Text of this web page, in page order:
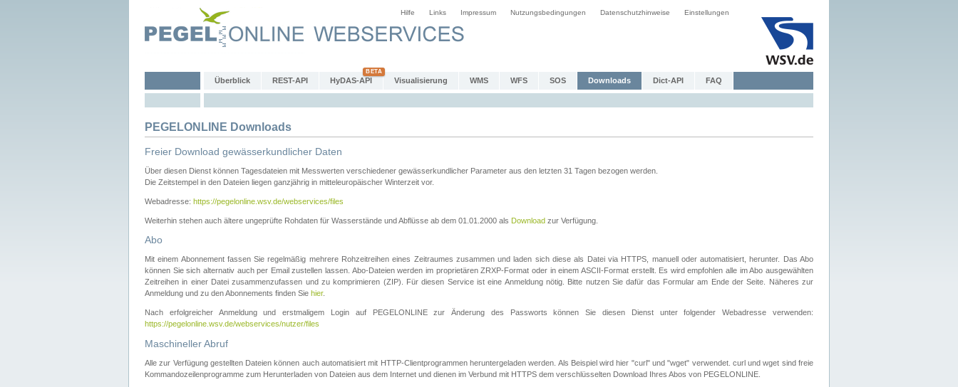
Hilfe Links Impressum Nutzungsbedingungen Datenschutzhinweise Einstellungen
Überblick REST-API HyDAS-API Visualisierung WMS WFS SOS Downloads Dict-API FAQ
PEGELONLINE Downloads
Freier Download gewässerkundlicher Daten
Über diesen Dienst können Tagesdateien mit Messwerten verschiedener gewässerkundlicher Parameter aus den letzten 31 Tagen bezogen werden.
Die Zeitstempel in den Dateien liegen ganzjährig in mitteleuropäischer Winterzeit vor.
Webadresse: https://pegelonline.wsv.de/webservices/files
Weiterhin stehen auch ältere ungeprüfte Rohdaten für Wasserstände und Abflüsse ab dem 01.01.2000 als Download zur Verfügung.
Abo
Mit einem Abonnement fassen Sie regelmäßig mehrere Rohzeitreihen eines Zeitraumes zusammen und laden sich diese als Datei via HTTPS, manuell oder automatisiert, herunter. Das Abo
können Sie sich alternativ auch per Email zustellen lassen. Abo-Dateien werden im proprietären ZRXP-Format oder in einem ASCII-Format erstellt. Es wird empfohlen alle im Abo ausgewählten
Zeitreihen in einer Datei zusammenzufassen und zu komprimieren (ZIP). Für diesen Service ist eine Anmeldung nötig. Bitte nutzen Sie dafür das Formular am Ende der Seite. Näheres zur
Anmeldung und zu den Abonnements finden Sie hier.
Nach erfolgreicher Anmeldung und erstmaligem Login auf PEGELONLINE zur Änderung des Passworts können Sie diesen Dienst unter folgender Webadresse verwenden:
https://pegelonline.wsv.de/webservices/nutzer/files
Maschineller Abruf
Alle zur Verfügung gestellten Dateien können auch automatisiert mit HTTP-Clientprogrammen heruntergeladen werden. Als Beispiel wird hier "curl" und "wget" verwendet. curl und wget sind freie
Kommandozeilenprogramme zum Herunterladen von Dateien aus dem Internet und dienen im Verbund mit HTTPS dem verschlüsselten Download Ihres Abos von PEGELONLINE.